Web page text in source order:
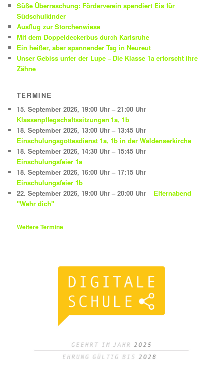
Süße Überraschung: Förderverein spendiert Eis für
Südschulkinder
Ausflug zur Storchenwiese
Mit dem Doppeldeckerbus durch Karlsruhe
Ein heißer, aber spannender Tag in Neureut
Unser Gebiss unter der Lupe – Die Klasse 1a erforscht ihre
Zähne
TERMINE
15. September 2026, 19:00 Uhr – 21:00 Uhr –
Klassenpflegschaftssitzungen 1a, 1b
18. September 2026, 13:00 Uhr – 13:45 Uhr –
Einschulungsgottesdienst 1a, 1b in der Waldenserkirche
18. September 2026, 14:30 Uhr – 15:45 Uhr –
Einschulungsfeier 1a
18. September 2026, 16:00 Uhr – 17:15 Uhr –
Einschulungsfeier 1b
22. September 2026, 19:00 Uhr – 20:00 Uhr – Elternabend
"Wehr dich"
Weitere Termine